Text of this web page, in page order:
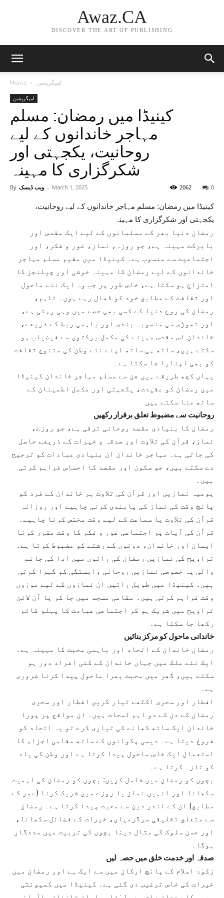
Awaz.CA
DISCOVER THE ART OF PUBLISHING
Home امیگریشن
امیگریشن
کینیڈا میں رمضان: مسلم
مہاجر خاندانوں کے لیے
روحانیت، یکجہتی اور
شکرگزاری کا مہینہ
By ویب ڈیسک - March 1, 2025 0
2062
کینیڈا میں رمضان: مسلم مہاجر خاندانوں کے لیے روحانیت،
یکجہتی اور شکرگزاری کا مہینہ
رمضان دنیا بھر کے مسلمانوں کے لیے ایک مقدس اور
بابرکت مہینہ ہے، جو روزہ، نماز، غور و فکر، اور
اجتماعیت سے منسوب ہے۔ کینیڈا میں مقیم مسلم مہاجر
خاندانوں کے لیے رمضان کا مہینہ خوشی اور چیلنجز کا
امتزاج ہو سکتا ہے، خاص طور پر جب وہ ایک نئے ماحول
اور ثقافت کے مطابق خود کو ڈھال رہے ہوں۔ تاہم،
رمضان کی روح دنیا کے کسی بھی حصے میں وہی رہتی ہے،
اور تھوڑی سی منصوبہ بندی اور باہمی ربط کے ذریعے،
خاندان اس مقدس مہینے کی مکمل برکتوں سے فیضیاب ہو
سکتے ہیں، ساتھ ہی ساتھ اپنے نئے وطن کی متنوع ثقافت
کو بھی اپنایا جا سکتا ہے۔
یہاں کچھ طریقے ہیں جن سے مسلم مہاجر خاندان کینیڈا
میں رمضان کو عقیدت، یکجہتی اور مکمل اطمینان کے
ساتھ منا سکتے ہیں
روحانیت سے مضبوط تعلق برقرار رکھیں
رمضان کا بنیادی مقصد روحانی ترقی ہے، جو روزے،
نماز، قرآن کی تلاوت اور صدقہ و خیرات کے ذریعے حاصل
کی جاتی ہے۔ مہاجر خاندان ان بنیادی عبادات کو ترجیح
دے سکتے ہیں، جو سکون اور مقصد کا احساس فراہم کرتی
ہیں۔
یومیہ نمازیں اور قرآن کی تلاوت ہر خاندان کے فرد کو
پانچ وقت کی نماز کی پابندی کرنی چاہیے اور روزانہ
قرآن کی تلاوت یا سماعت کے لیے وقت مختص کرنا چاہیے۔
قرآن کی آیات پر اجتماعی غور و فکر کا وقت مقرر کرنا
ایمان اور خاندان، دونوں کے رشتے کو مضبوط کرتا ہے۔
تراویح کی نمازیں رمضان کی راتوں میں ادا کی جانے
والی یہ خصوصی نمازیں روحانی وابستگی کو گہرا کرتی
ہیں۔ کینیڈا میں طویل راتیں ان نمازوں کے لیے موزوں
وقت فراہم کرتی ہیں۔ مقامی مسجد میں جا کر یا آن لائن
تراویح میں شریک ہو کر اجتماعی عبادت کا پہلو قائم
رکھا جا سکتا ہے۔
خاندانی ماحول کو مرکز بنائیں
رمضان خاندان کے اتحاد اور باہمی محبت کا مہینہ ہے۔
ایک نئے ملک میں جہاں خاندان کے کئی افراد دور ہو
سکتے ہیں، گھر میں محبت بھرا ماحول پیدا کرنا ضروری
ہے۔
افطار اور سحری اکٹھے تیار کریں افطار اور سحری
رمضان کے دن کے دو اہم لمحات ہیں۔ ان مواقع پر پورا
خاندان ایک ساتھ کھانے کی تیاری کرے تو یہ اتحاد کو
فروغ دیتا ہے۔ دیسی پکوانوں کے ساتھ مقامی اجزاء کا
استعمال ایک خاص ماحول پیدا کرتا ہے اور وطن کی یاد
کو تازہ کرتا ہے۔
بچوں کو رمضان میں شامل کریں: بچوں کو رمضان کی اہمیت
سکھانا اور انہیں نماز یا روزے میں شریک کرنا (عمر کے
مطابق) ان کے اندر دین سے محبت پیدا کرتا ہے۔ رمضان
سے متعلق تخلیقی سرگرمیاں، خیرات کے فضائل سکھانا،
اور حسن سلوک کی مثال دینا بچوں کی تربیت میں مددگار
ہوگا۔
صدقہ اور خدمت خلق میں حصہ لیں
زکوٰۃ اسلام کے پانچ ارکان میں سے ایک ہے اور رمضان میں
خیرات کی خاص ترغیب دی گئی ہے۔ کینیڈا میں کمیونٹی